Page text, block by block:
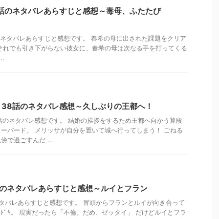
ネタバレあらすじと感想～毒母、ふたたび
タバレあらすじと感想です。 春希の母に出された課題をクリア
でも引き下がらない彼女に、春希の母は次なる手を打ってくる
話のネタバレ感想～久しぶりの王都へ！
ネタバレ感想です。 結婚の挨拶をするため王都へ向かう算段
バード。 メリッサが自分を置いて城へ行ってしまう！ ごねる
で過ごすんだ ...
ネタバレあらすじと感想～ルイとフラン
バレあらすじと感想です。 冒頭からフランとルイが向き合って
ﾞｷ。 現実だったら「不倫。だめ、ゼッタイ」 だけどルイとフラ